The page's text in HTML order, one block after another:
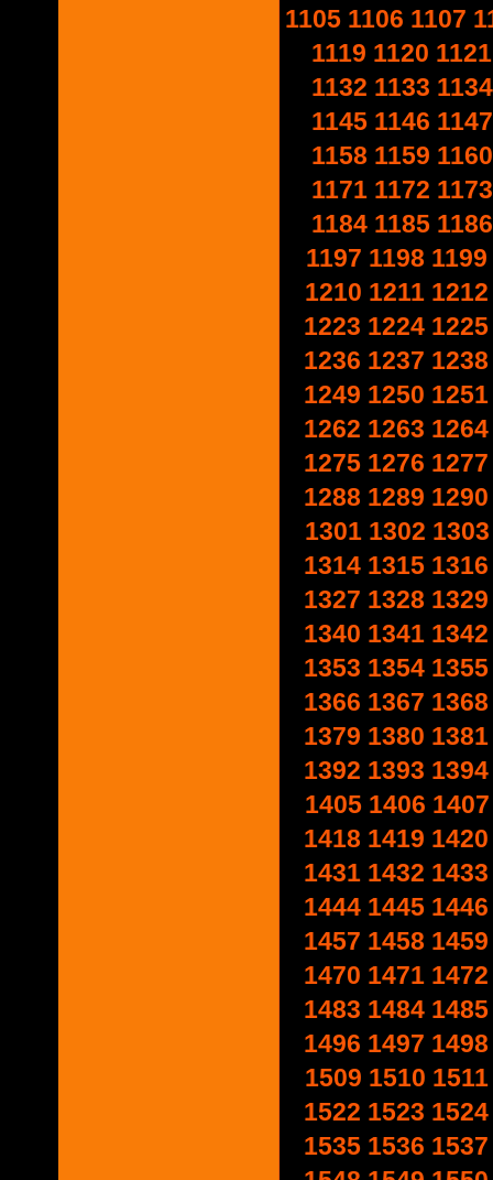
1105 1106 1107
1119 1120 1121
1132 1133 1134
1145 1146 1147
1158 1159 1160
1171 1172 1173
1184 1185 1186
1197 1198 1199
1210 1211 1212
1223 1224 1225
1236 1237 1238
1249 1250 1251
1262 1263 1264
1275 1276 1277
1288 1289 1290
1301 1302 1303
1314 1315 1316
1327 1328 1329
1340 1341 1342
1353 1354 1355
1366 1367 1368
1379 1380 1381
1392 1393 1394
1405 1406 1407
1418 1419 1420
1431 1432 1433
1444 1445 1446
1457 1458 1459
1470 1471 1472
1483 1484 1485
1496 1497 1498
1509 1510 1511
1522 1523 1524
1535 1536 1537